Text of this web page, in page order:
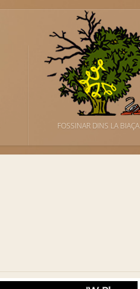
FOSSINAR DINS LA BIAÇA